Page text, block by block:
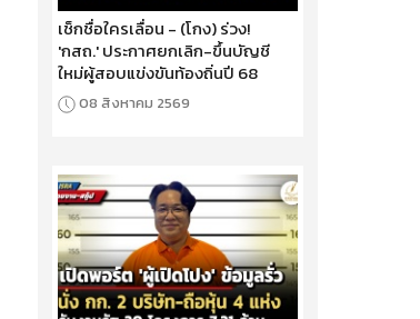
เช็กชื่อใครเลื่อน - (โกง) ร่วง!
'กสถ.' ประกาศยกเลิก-ขึ้นบัญชี
ใหม่ผู้สอบแข่งขันท้องถิ่นปี 68
08 สิงหาคม 2569